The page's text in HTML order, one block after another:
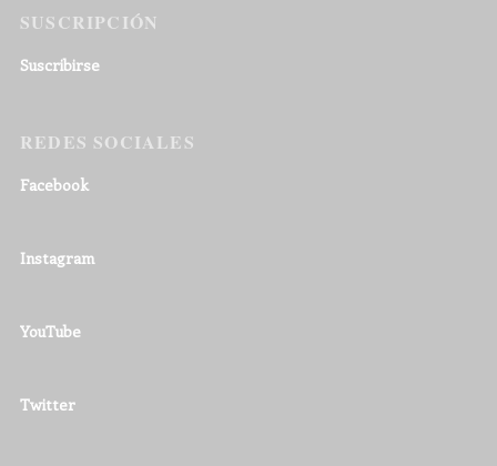
SUSCRIPCIÓN
Suscribirse
REDES SOCIALES
Facebook
Instagram
YouTube
Twitter